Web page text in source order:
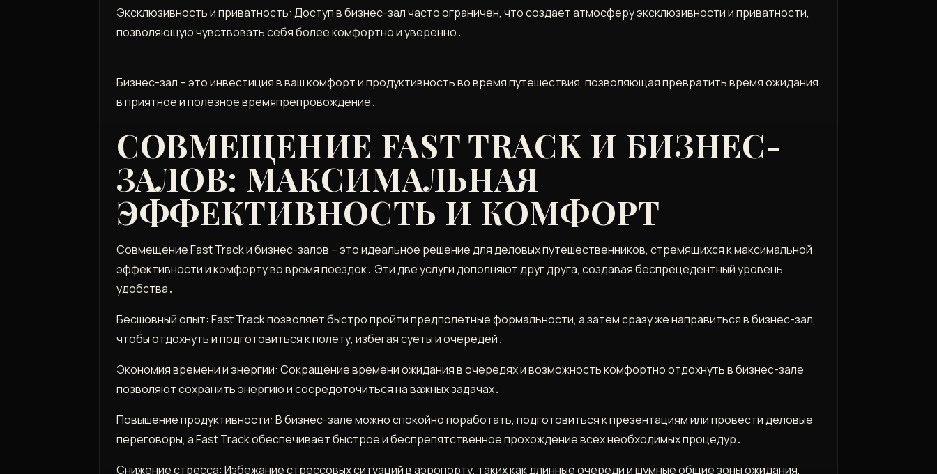
Эксклюзивность и приватность: Доступ в бизнес-зал часто ограничен, что создает атмосферу эксклюзивности и приватности,
позволяющую чувствовать себя более комфортно и уверенно․
Бизнес-зал – это инвестиция в ваш комфорт и продуктивность во время путешествия, позволяющая превратить время ожидания
в приятное и полезное времяпрепровождение․
СОВМЕЩЕНИЕ FAST TRACK И БИЗНЕС-
ЗАЛОВ: МАКСИМАЛЬНАЯ
ЭФФЕКТИВНОСТЬ И КОМФОРТ
Совмещение Fast Track и бизнес-залов – это идеальное решение для деловых путешественников, стремящихся к максимальной
эффективности и комфорту во время поездок․ Эти две услуги дополняют друг друга, создавая беспрецедентный уровень
удобства․
Бесшовный опыт: Fast Track позволяет быстро пройти предполетные формальности, а затем сразу же направиться в бизнес-зал,
чтобы отдохнуть и подготовиться к полету, избегая суеты и очередей․
Экономия времени и энергии: Сокращение времени ожидания в очередях и возможность комфортно отдохнуть в бизнес-зале
позволяют сохранить энергию и сосредоточиться на важных задачах․
Повышение продуктивности: В бизнес-зале можно спокойно поработать, подготовиться к презентациям или провести деловые
переговоры, а Fast Track обеспечивает быстрое и беспрепятственное прохождение всех необходимых процедур․
Снижение стресса: Избежание стрессовых ситуаций в аэропорту, таких как длинные очереди и шумные общие зоны ожидания,